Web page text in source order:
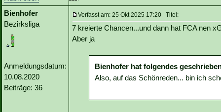
Bienhofer
Bezirksliga
Anmeldungsdatum:
10.08.2020
Beiträge: 36
Verfasst am: 25 Okt 2025 17:20 Titel:
7 kreierte Chancen...und dann hat FCA nen
Aber ja
Bienhofer hat folgendes
Also, auf das Schönreden... bin ich